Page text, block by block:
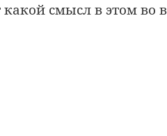
смысл в этом во